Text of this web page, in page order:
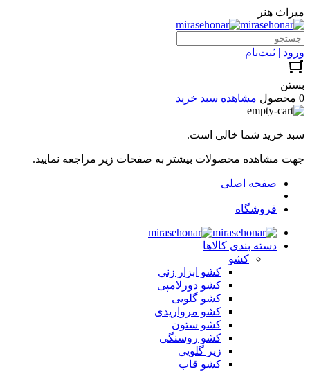
میراث هنر
ورود | ثبت‌نام
بستن
0 محصول
مشاهده سبد خرید
سبد خرید شما خالی است.
جهت مشاهده محصولات بیشتر به صفحات زیر مراجعه نمایید.
صفحه اصلی
فروشگاه
دسته بندی کالاها
کشو
کشو ابزار زنی
کشو دورلامپی
کشو گلویی
کشو مرواریدی
کشو ستون
کشو روسنگی
زیر گلویی
کشو قاب